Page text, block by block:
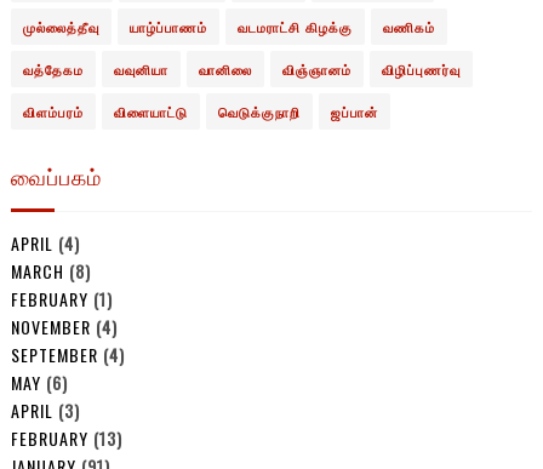
முல்லைத்தீவு யாழ்ப்பாணம் வடமராட்சி கிழக்கு வணிகம்
வத்தேகம வவுனியா வானிலை விஞ்ஞானம் விழிப்புணர்வு
விளம்பரம் விளையாட்டு வெடுக்குநாறி ஜப்பான்
வைப்பகம்
APRIL (4)
MARCH (8)
FEBRUARY (1)
NOVEMBER (4)
SEPTEMBER (4)
MAY (6)
APRIL (3)
FEBRUARY (13)